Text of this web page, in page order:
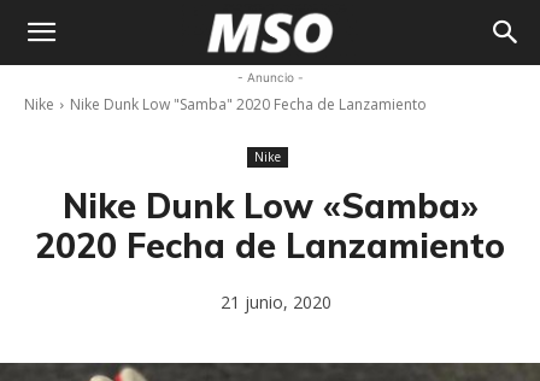
Sneaker
- Anuncio -
Nike Nike Dunk Low "Samba" 2020 Fecha de Lanzamiento
Nike
Nike Dunk Low «Samba»
2020 Fecha de Lanzamiento
21 junio, 2020